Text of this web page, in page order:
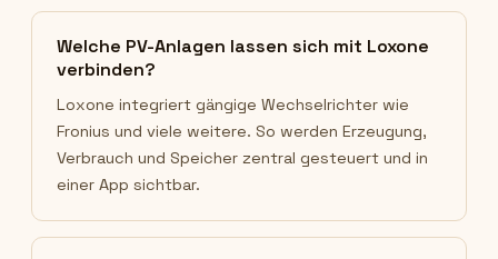
Welche PV-Anlagen lassen sich mit Loxone
verbinden?
Loxone integriert gängige Wechselrichter wie
Fronius und viele weitere. So werden Erzeugung,
Verbrauch und Speicher zentral gesteuert und in
einer App sichtbar.